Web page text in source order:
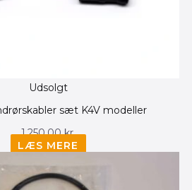
Udsolgt
sæt K4V modeller
1,250.00kr.
LÆS MERE